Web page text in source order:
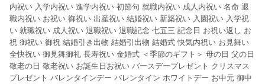
内祝い 入学内祝い 進学内祝い 初節句 就職内祝い 成人内祝い 名命 退
職内祝い お祝い 御祝い 出産祝い 結婚祝い 新築祝い 入園祝い 入学祝
い 就職祝い 成人祝い 退職祝い 退職記念 七五三 記念日 お祝い返し お
祝 御祝い 御祝 結婚引き出物 結婚引出物 結婚式 快気内祝い お見舞い
全快祝い 御見舞御礼 長寿祝い 金婚式 ＜季節のギフト＞ 母の日 父の日
敬老の日 敬老祝い お誕生日お祝い バースデープレゼント クリスマス
プレゼント バレンタインデー バレンタイン ホワイトデー お中元 御中